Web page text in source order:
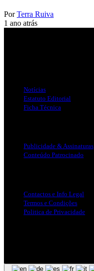
Por Terra Ruiva
1 ano atrás
Notícias
Estatuto Editorial
Ficha Técnica
Publicidade & Assinaturas
Conteúdo Patrocinado
Contactos e Info Legal
Termos e Condições
Politica de Privacidade